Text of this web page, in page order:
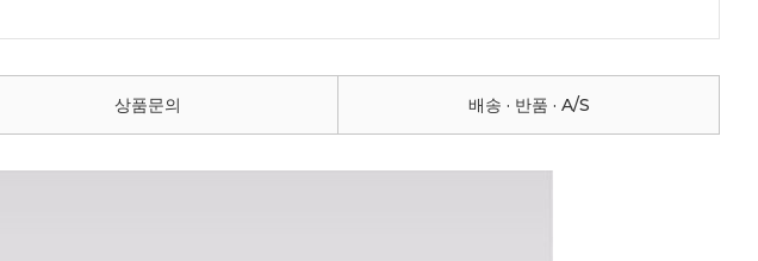
상품문의 배송 · 반품 · A/S